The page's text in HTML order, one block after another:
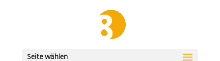
Seite wählen